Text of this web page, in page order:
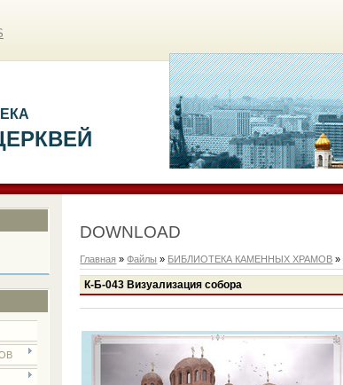
DOWNLOAD
Главная »Файлы » БИБЛИОТЕКА КАМЕННЫХ ХРАМОВ »
К-Б-043 Визуализация собора